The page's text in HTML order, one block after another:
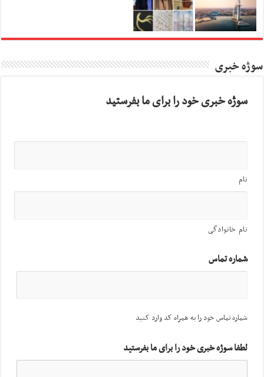
سوژه خبری
سوژه خبری خود را برای ما بفرستید
نام
نام خانوادگی
شماره تماس
شماره تماس خود را به همراه کد وارد کنید
لطفا سوژه خبری خود را برای ما بفرستید